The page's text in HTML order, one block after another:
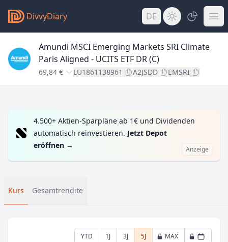
DivvyDiary DE
Amundi MSCI Emerging Markets SRI Climate
Paris Aligned - UCITS ETF DR (C)
69,84 € LU1861138961 A2JSDD EMSRI
4.500+ Aktien-Sparpläne ab 1€ und Dividenden
automatisch reinvestieren. Jetzt Depot
eröffnen → Anzeige
Kurs Gesamtrendite
YTD 1J 3J 5J MAX